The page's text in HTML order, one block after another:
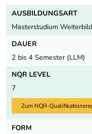
AUSBILDUNGSART
Masterstudium
DAUER
2 bis 4 Semester (LLM)
NQR LEVEL
7
Zum NQR-
FORM